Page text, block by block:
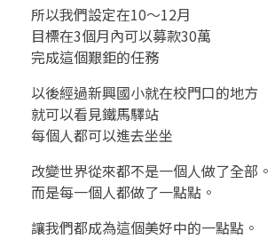
所以我們設定在10～12月
目標在3個月內可以募款30萬
完成這個艱鉅的任務
以後經過新興國小就在校門口的地方
就可以看見鐵馬驛站
每個人都可以進去坐坐
改變世界從來都不是一個人做了全部。
而是每一個人都做了一點點。
讓我們都成為這個美好中的一點點。